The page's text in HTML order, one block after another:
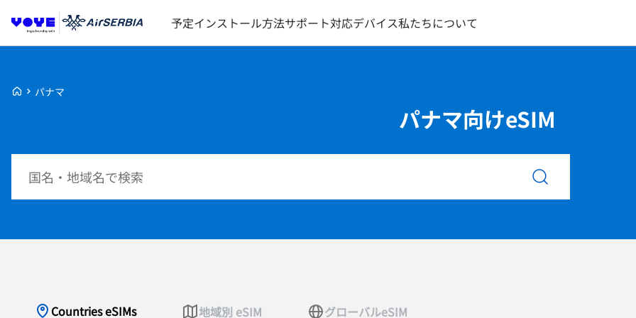
予定インストール方法サポート対応デバイス私たちについて
Voye Homepage
パナマ
パナマ向けeSIM
Countries eSIMs 地域別 eSIM グローバルeSIM